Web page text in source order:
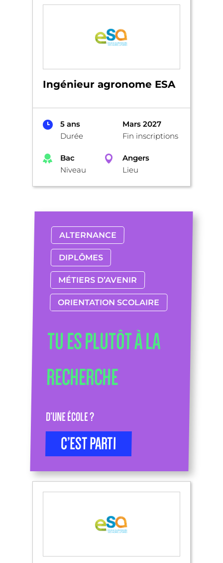
Ingénieur agronome ESA
5 ans
Durée
Mars 2027
Fin inscriptions
Bac
Niveau
Angers
Lieu
ALTERNANCE
DIPLÔMES
MÉTIERS D’AVENIR
ORIENTATION SCOLAIRE
TU ES PLUTÔT À LA
RECHERCHE
D’UNE ÉCOLE ?
C’EST PARTI